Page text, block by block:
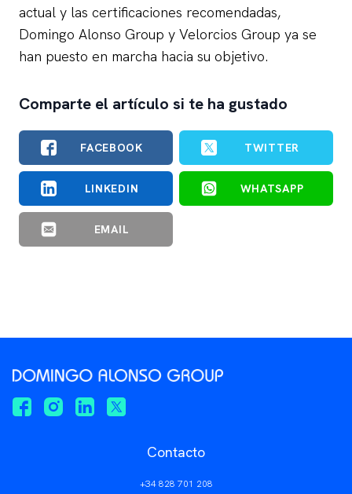
actual y las certificaciones recomendadas,
Domingo Alonso Group y Velorcios Group ya se
han puesto en marcha hacia su objetivo.
Comparte el artículo si te ha gustado
FACEBOOK TWITTER
LINKEDIN WHATSAPP
EMAIL
Contacto
+34 828 701 208